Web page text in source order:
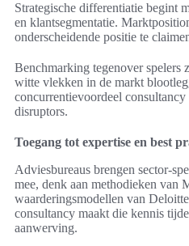
Strategische differentiatie begint
en klantsegmentatie.
onderscheidende positie te
Benchmarking tegenover spelers
witte vlekken in de markt
concurrentievoordeel consultancy
disruptors.
Toegang tot expertise en best
Adviesbureaus brengen sector-
mee, denk aan methodieken van
waarderingsmodellen van
consultancy maakt die kennis
aanwerving.